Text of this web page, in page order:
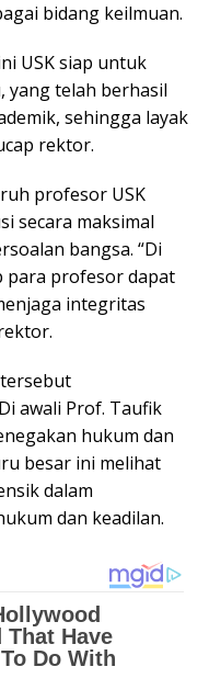
bidang keilmuan.
USK siap untuk
yang telah berhasil
sehingga layak
rektor.
profesor USK
secara maksimal
bangsa. “Di
para profesor dapat
integritas
awali Prof. Taufik
hukum dan
besar ini melihat
dalam
dan keadilan.